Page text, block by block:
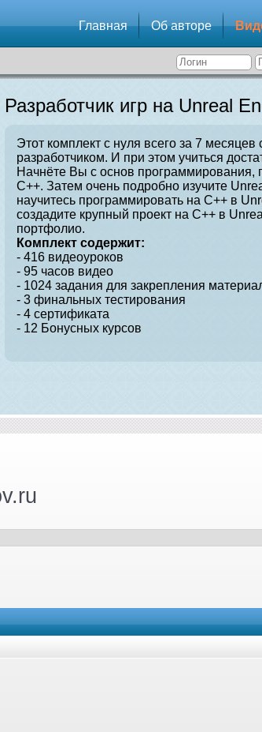
Главная Об авторе
Разработчик игр на Unreal
Этот комплект с нуля всего за 7 месяцев
разработчиком. И при этом учиться
Начнёте Вы с основ программирования,
C++. Затем очень подробно изучите
научитесь программировать на C++ в
создадите крупный проект на C++ в
портфолио.
Комплект содержит:
- 416 видеоуроков
- 95 часов видео
- 1024 задания для закрепления
- 3 финальных тестирования
- 4 сертификата
- 12 Бонусных курсов